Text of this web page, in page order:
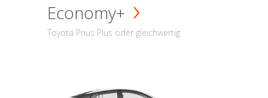
Economy+
Toyota Prius Plus oder gleichwertig